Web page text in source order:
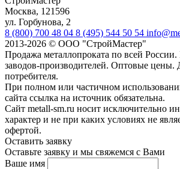
Москва, 121596
ул. Горбунова, 2
8 (800) 700 48 04 8 (495) 544 50 54
2013-2026 © ООО "СтройМастер"
Продажа металлопроката по всей
заводов-производителей. Оптовые цены.
потребителя.
При полном или частичном
сайта ссылка на источник обязательна.
Сайт metall-sm.ru носит исключительно
характер и не при каких условиях не
офертой.
Оставить заявку
Оставьте заявку и мы свяжемся с Вами
Ваше имя